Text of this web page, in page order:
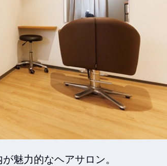
魅力的なヘアサロン。